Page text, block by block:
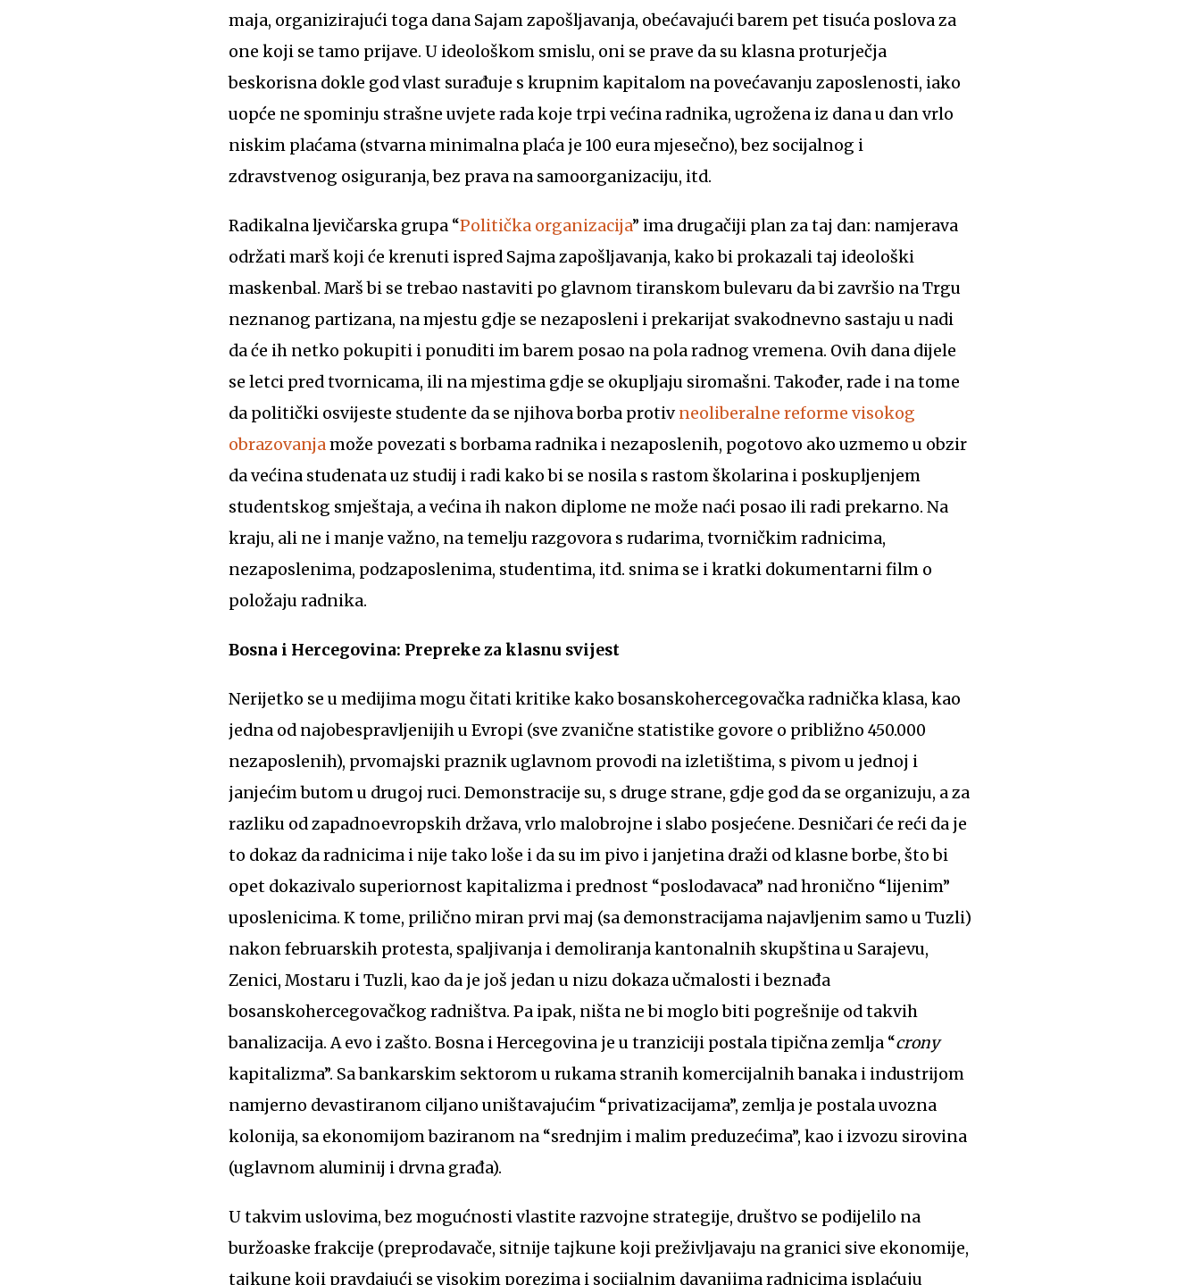
maja, organizirajući toga dana Sajam zapošljavanja, obećavajući barem pet tisuća poslova za
one koji se tamo prijave. U ideološkom smislu, oni se prave da su klasna proturječja
beskorisna dokle god vlast surađuje s krupnim kapitalom na povećavanju zaposlenosti, iako
uopće ne spominju strašne uvjete rada koje trpi većina radnika, ugrožena iz dana u dan vrlo
niskim plaćama (stvarna minimalna plaća je 100 eura mjesečno), bez socijalnog i
zdravstvenog osiguranja, bez prava na samoorganizaciju, itd.
Radikalna ljevičarska grupa “Politička organizacija” ima drugačiji plan za taj dan: namjerava
održati marš koji će krenuti ispred Sajma zapošljavanja, kako bi prokazali taj ideološki
maskenbal. Marš bi se trebao nastaviti po glavnom tiranskom bulevaru da bi završio na Trgu
neznanog partizana, na mjestu gdje se nezaposleni i prekarijat svakodnevno sastaju u nadi
da će ih netko pokupiti i ponuditi im barem posao na pola radnog vremena. Ovih dana dijele
se letci pred tvornicama, ili na mjestima gdje se okupljaju siromašni. Također, rade i na tome
da politički osvijeste studente da se njihova borba protiv neoliberalne reforme visokog
obrazovanjamože povezati s borbama radnika i nezaposlenih, pogotovo ako uzmemo u obzir
da većina studenata uz studij i radi kako bi se nosila s rastom školarina i poskupljenjem
studentskog smještaja, a većina ih nakon diplome ne može naći posao ili radi prekarno. Na
kraju, ali ne i manje važno, na temelju razgovora s rudarima, tvorničkim radnicima,
nezaposlenima, podzaposlenima, studentima, itd. snima se i kratki dokumentarni film o
položaju radnika.
Bosna i Hercegovina: Prepreke za klasnu svijest
Nerijetko se u medijima mogu čitati kritike kako bosanskohercegovačka radnička klasa, kao
jedna od najobespravljenijih u Evropi (sve zvanične statistike govore o približno 450.000
nezaposlenih), prvomajski praznik uglavnom provodi na izletištima, s pivom u jednoj i
janjećim butom u drugoj ruci. Demonstracije su, s druge strane, gdje god da se organizuju, a za
razliku od zapadnoevropskih država, vrlo malobrojne i slabo posjećene. Desničari će reći da je
to dokaz da radnicima i nije tako loše i da su im pivo i janjetina draži od klasne borbe, što bi
opet dokazivalo superiornost kapitalizma i prednost “poslodavaca” nad hronično “lijenim”
uposlenicima. K tome, prilično miran prvi maj (sa demonstracijama najavljenim samo u Tuzli)
nakon februarskih protesta, spaljivanja i demoliranja kantonalnih skupština u Sarajevu,
Zenici, Mostaru i Tuzli, kao da je još jedan u nizu dokaza učmalosti i beznađa
bosanskohercegovačkog radništva. Pa ipak, ništa ne bi moglo biti pogrešnije od takvih
banalizacija. A evo i zašto. Bosna i Hercegovina je u tranziciji postala tipična zemlja “crony
kapitalizma”. Sa bankarskim sektorom u rukama stranih komercijalnih banaka i industrijom
namjerno devastiranom ciljano uništavajućim “privatizacijama”, zemlja je postala uvozna
kolonija, sa ekonomijom baziranom na “srednjim i malim preduzećima”, kao i izvozu sirovina
(uglavnom aluminij i drvna građa).
U takvim uslovima, bez mogućnosti vlastite razvojne strategije, društvo se podijelilo na
buržoaske frakcije (preprodavače, sitnije tajkune koji preživljavaju na granici sive ekonomije,
tajkune koji pravdajući se visokim porezima i socijalnim davanjima radnicima isplaćuju